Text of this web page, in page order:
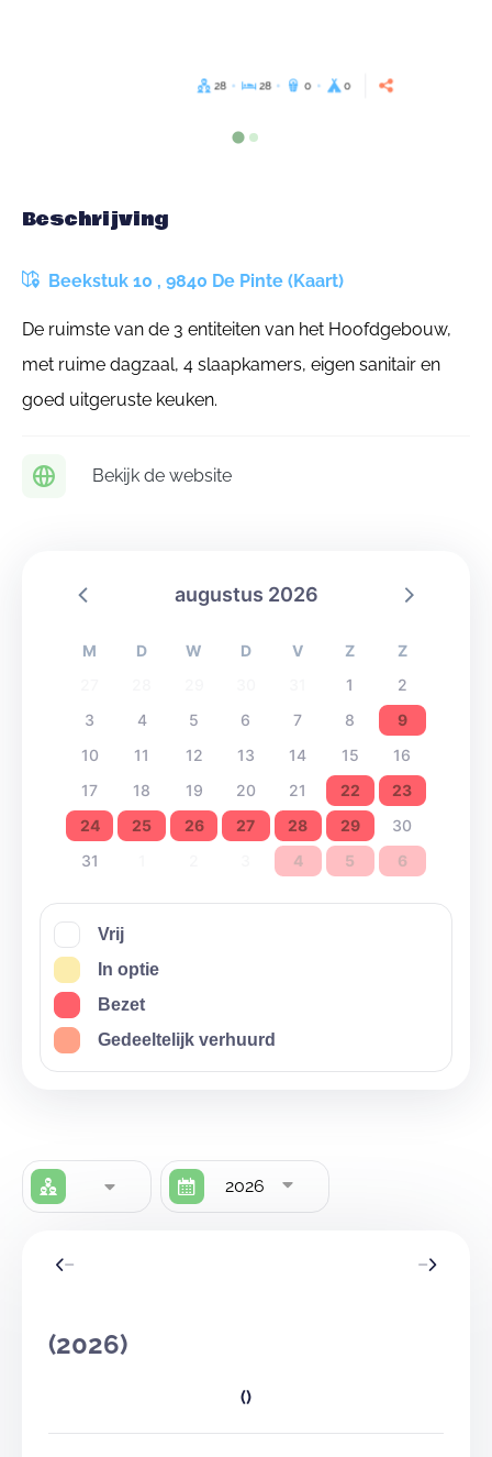
28 28 0 0
Beschrijving
Beekstuk 10 , 9840 De Pinte (Kaart)
De ruimste van de 3 entiteiten van het Hoofdgebouw,
met ruime dagzaal, 4 slaapkamers, eigen sanitair en
goed uitgeruste keuken.
Bekijk de website
augustus 2026
M D W D V Z
Z
1
2
3
4 5 6 7 8
9
10
11 12 13 14 15
16
17
18 19 20 21 22
23
24
25 26 27 28 29
30
31
4 5 6
Vrij
In optie
Bezet
Gedeeltelijk verhuurd
2026
(2026)
()